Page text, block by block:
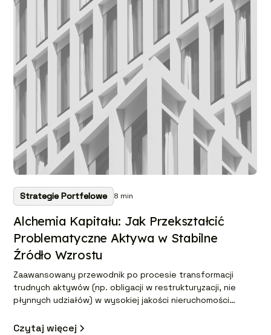
Strategie Portfelowe 8 min
Alchemia Kapitału: Jak Przekształcić
Problematyczne Aktywa w Stabilne
Źródło Wzrostu
Zaawansowany przewodnik po procesie transformacji
trudnych aktywów (np. obligacji w restrukturyzacji, nie
płynnych udziałów) w wysokiej jakości nieruchomości
od analizy forensic due diligence, przez aktywne
Czytaj więcej